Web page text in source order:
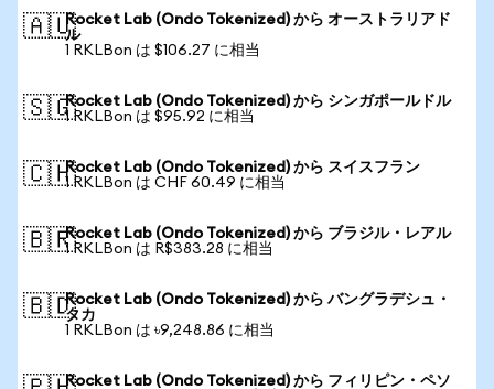
🇦🇺Rocket Lab (Ondo Tokenized) から オーストラリアド
ル
1 RKLBon は $106.27 に相当
🇸🇬Rocket Lab (Ondo Tokenized) から シンガポールドル
1 RKLBon は $95.92 に相当
🇨🇭Rocket Lab (Ondo Tokenized) から スイスフラン
1 RKLBon は CHF 60.49 に相当
🇧🇷Rocket Lab (Ondo Tokenized) から ブラジル・レアル
1 RKLBon は R$383.28 に相当
🇧🇩Rocket Lab (Ondo Tokenized) から バングラデシュ・
タカ
1 RKLBon は ৳9,248.86 に相当
Rocket Lab (Ondo Tokenized) から フィリピン・ペソ